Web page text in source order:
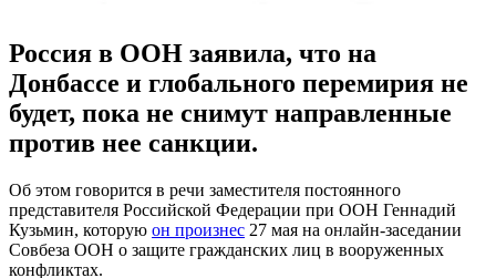
Россия в ООН заявила, что на
Донбассе и глобального перемирия не
будет, пока не снимут направленные
против нее санкции.
Об этом говорится в речи заместителя постоянного
представителя Российской Федерации при ООН Геннадий
Кузьмин, которую он произнес 27 мая на онлайн-заседании
Совбеза ООН о защите гражданских лиц в вооруженных
конфликтах.